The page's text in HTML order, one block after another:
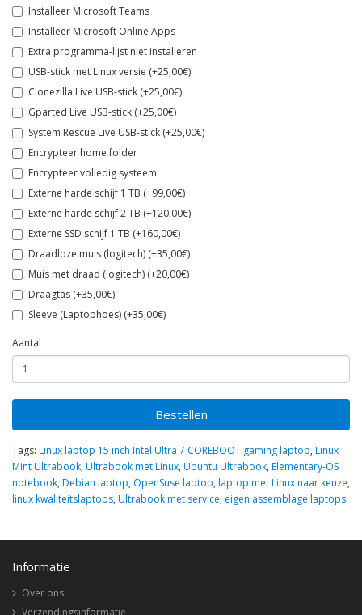
Installeer Microsoft Teams
Installeer Microsoft Online Apps
Extra programma-lijst niet installeren
USB-stick met Linux versie (+25,00€)
Clonezilla Live USB-stick (+25,00€)
Gparted Live USB-stick (+25,00€)
System Rescue Live USB-stick (+25,00€)
Encrypteer home folder
Encrypteer volledig systeem
Externe harde schijf 1 TB (+99,00€)
Externe harde schijf 2 TB (+120,00€)
Externe SSD schijf 1 TB (+160,00€)
Draadloze muis (logitech) (+35,00€)
Muis met draad (logitech) (+20,00€)
Draagtas (+35,00€)
Sleeve (Laptophoes) (+35,00€)
Aantal
Bestellen
Tags: Linux laptop 15 inch Intel Ultra 7 COREBOOT gaming laptop, Linux
Mint Ultrabook, Ultrabook met Linux, Ubuntu Ultrabook, Elementary-OS
notebook, Debian laptop, OpenSuse laptop, laptop met Linux naar keuze,
linux kwaliteitslaptops, Ultrabook met service, eigen assemblage laptops
Informatie
Over ons
Verzendingsinformatie